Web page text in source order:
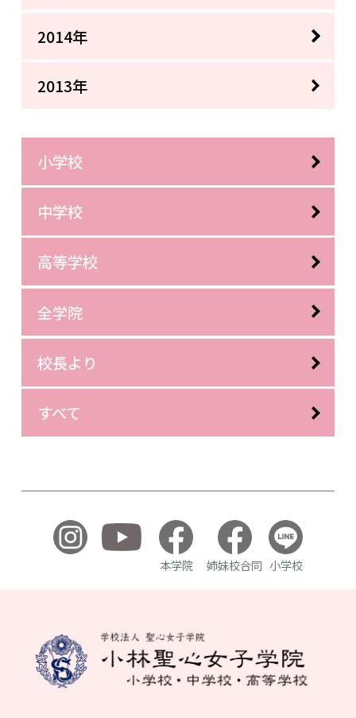
2014年
2013年
小学校
中学校
高等学校
全学院
校長より
すべて
本学院 姉妹校合同 小学校